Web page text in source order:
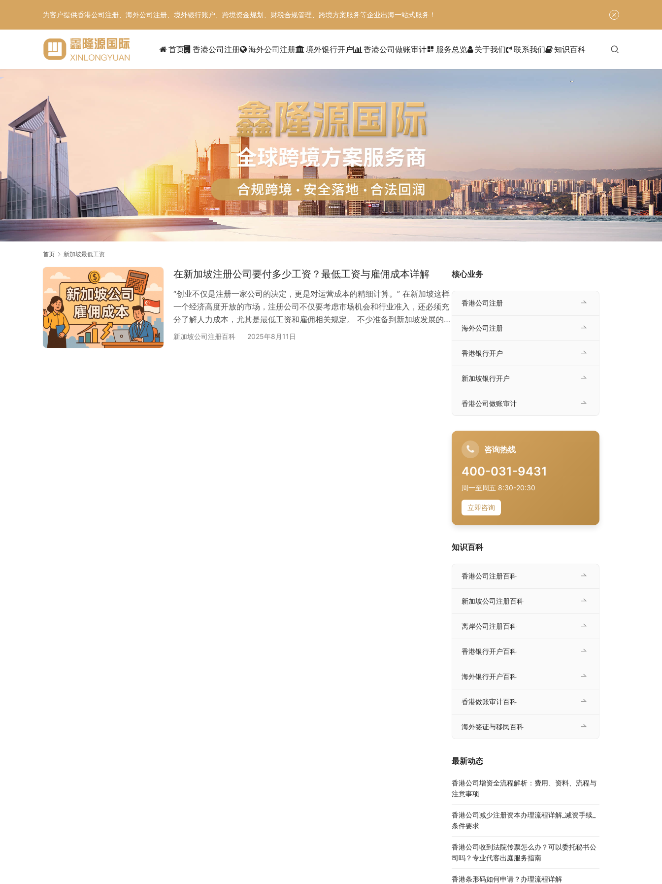
为客户提供香港公司注册、海外公司注册、境外银行账户、跨境资金规划、财税合规管理、跨境方案服务等企业出海一站式服务！
首页 香港公司注册 海外公司注册 境外银行开户 香港公司做账审计dashboard_customize 服务总览 关于我们 联系我们 知识百科
首页 新加坡最低工资
在新加坡注册公司要付多少工资？最低工资与雇佣成本详解
“创业不仅是注册一家公司的决定，更是对运营成本的精细计算。” 在新加坡这样
一个经济高度开放的市场，注册公司不仅要考虑市场机会和行业准入，还必须充
分了解人力成本，尤其是最低工资和雇佣相关规定。 不少准备到新加坡发展的投
资人会问：在新加坡有没有法定最低工资？雇员工人的成本到底是多少？这些开
新加坡公司注册百科 2025年8月11日
核心业务
香港公司注册
海外公司注册
香港银行开户
新加坡银行开户
香港公司做账审计
咨询热线
400-031-9431
周一至周五 8:30-20:30
立即咨询
知识百科
香港公司注册百科
新加坡公司注册百科
离岸公司注册百科
香港银行开户百科
海外银行开户百科
香港做账审计百科
海外签证与移民百科
最新动态
香港公司增资全流程解析：费用、资料、流程与
注意事项
香港公司减少注册资本办理流程详解_减资手续_
条件要求
香港公司收到法院传票怎么办？可以委托秘书公
司吗？专业代客出庭服务指南
香港条形码如何申请？办理流程详解